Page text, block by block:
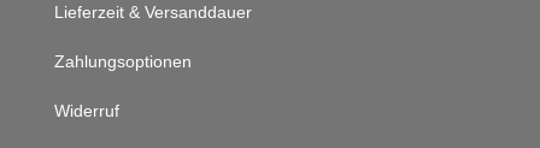
Lieferzeit & Versanddauer
Zahlungsoptionen
Widerruf